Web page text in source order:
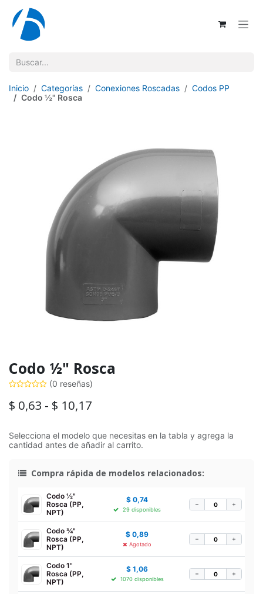
Ir al contenido
Inicio Categorías Conexiones Roscadas
Codos PP
Codo ½" Rosca
Codo ½" Rosca
(0 reseñas)
$ 0,63 - $ 10,17
Selecciona el modelo que necesitas en la tabla y agrega la
cantidad antes de añadir al carrito.
Compra rápida de modelos relacionados:
Codo ½"
Rosca (PP,
NPT)
$0,74
29 disponibles
− +
Codo ¾"
Rosca (PP,
NPT)
$0,89
Agotado
− +
Codo 1"
Rosca (PP,
NPT)
$1,06
1070 disponibles
− +